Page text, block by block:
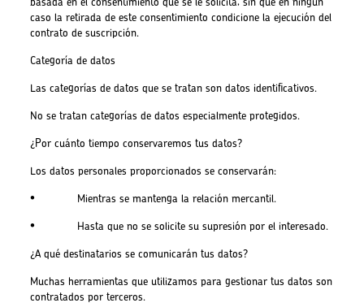
caso la retirada de este consentimiento condicione la ejecución del
contrato de suscripción.
Categoría de datos
Las categorías de datos que se tratan son datos identificativos.
No se tratan categorías de datos especialmente protegidos.
¿Por cuánto tiempo conservaremos tus datos?
Los datos personales proporcionados se conservarán:
• Mientras se mantenga la relación mercantil.
• Hasta que no se solicite su supresión por el interesado.
¿A qué destinatarios se comunicarán tus datos?
Muchas herramientas que utilizamos para gestionar tus datos son
contratados por terceros.